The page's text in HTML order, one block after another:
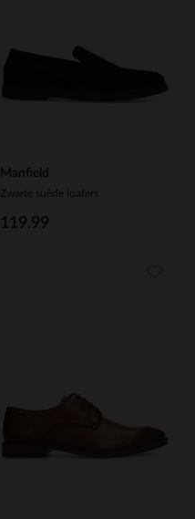
Manfield
Zwarte suède loafers
119.99